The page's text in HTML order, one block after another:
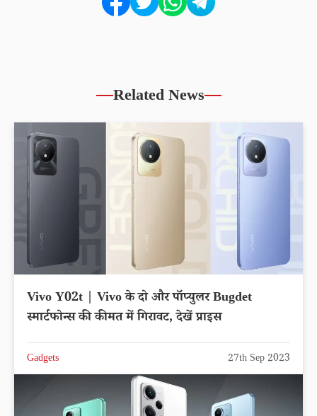
Related News
Vivo Y02t | Vivo के दो और पॉप्युलर Bugdet
स्मार्टफोन्स की कीमत में गिरावट, देखें प्राइस
Gadgets 27th Sep 2023